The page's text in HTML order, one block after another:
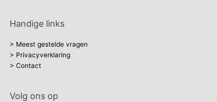
Handige links
> Meest gestelde vragen
> Privacyverklaring
> Contact
Volg ons op